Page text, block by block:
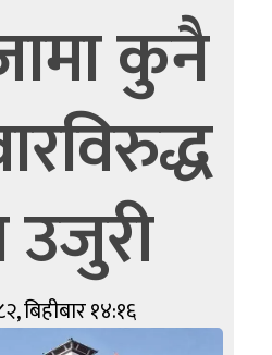
कुनै
बिहीबार १४:१६